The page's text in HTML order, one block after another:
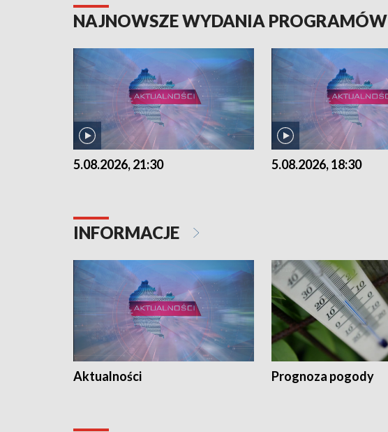
NAJNOWSZE WYDANIA PROGRAMÓW
5.08.2026, 21:30 5.08.2026, 18:30
INFORMACJE
Aktualności Prognoza pogody